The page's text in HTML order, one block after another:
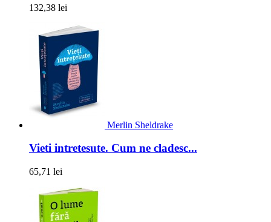
132,38 lei
Merlin Sheldrake
Vieti intretesute. Cum ne cladesc...
65,71 lei